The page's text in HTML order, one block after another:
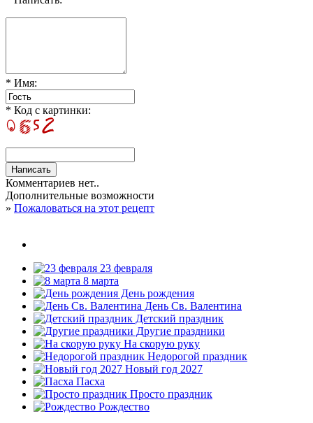
* Имя:
* Код с картинки:
Комментариев нет..
Дополнительные возможности
» Пожаловаться на этот рецепт
23 февраля
8 марта
День рождения
День Св. Валентина
Детский праздник
Другие праздники
На скорую руку
Недорогой праздник
Новый год 2027
Пасха
Просто праздник
Рождество